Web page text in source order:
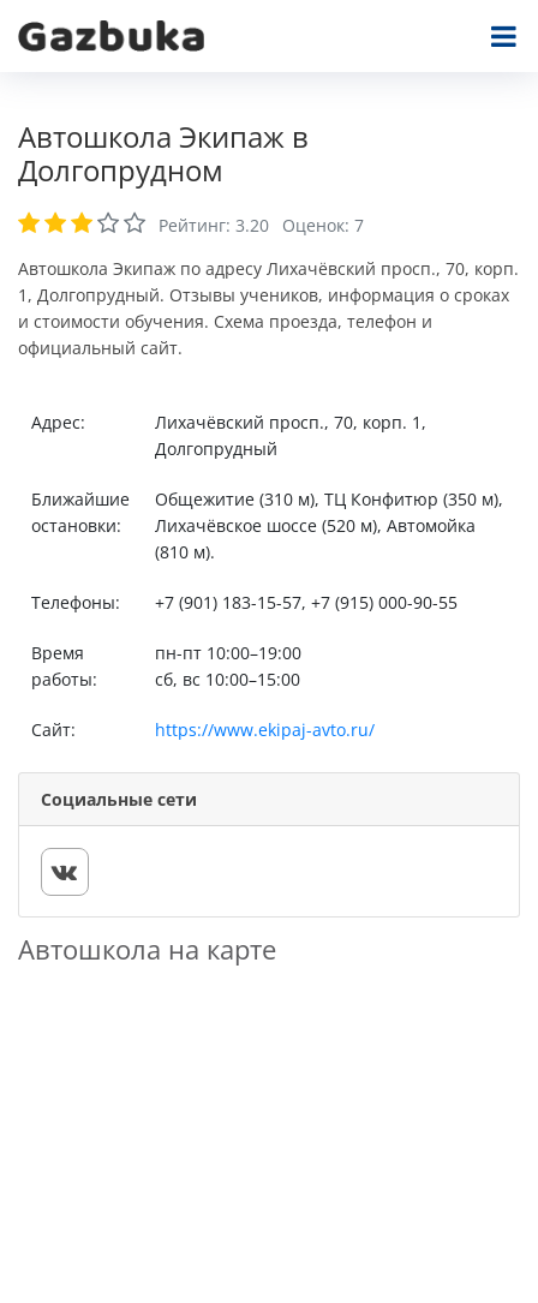
Автошкола Экипаж в
Долгопрудном
Рейтинг: 3.20 Оценок: 7
Автошкола Экипаж по адресу Лихачёвский просп., 70, корп.
1, Долгопрудный. Отзывы учеников, информация о сроках
и стоимости обучения. Схема проезда, телефон и
официальный сайт.
Адрес:
Лихачёвский просп., 70, корп. 1,
Долгопрудный
Ближайшие
остановки:
Общежитие (310 м), ТЦ Конфитюр (350 м),
Лихачёвское шоссе (520 м), Автомойка
(810 м).
Телефоны: +7 (901) 183-15-57, +7 (915) 000-90-55
Время
работы:
пн-пт 10:00–19:00
сб, вс 10:00–15:00
Сайт: https://www.ekipaj-avto.ru/
Социальные сети
Автошкола на карте